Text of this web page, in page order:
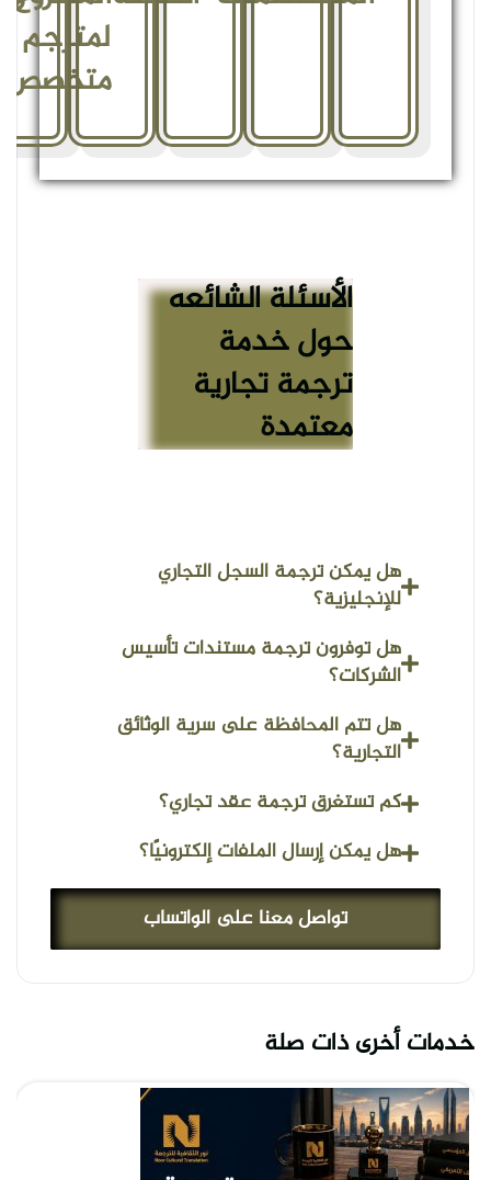
لمترجم
متخصص
الأسئلة الشائعه
حول خدمة
ترجمة تجارية
معتمدة
هل يمكن ترجمة السجل التجاري
للإنجليزية؟
هل توفرون ترجمة مستندات تأسيس
الشركات؟
هل تتم المحافظة على سرية الوثائق
التجارية؟
كم تستغرق ترجمة عقد تجاري؟
هل يمكن إرسال الملفات إلكترونيًا؟
تواصل معنا على الواتساب
خدمات أخرى ذات صلة